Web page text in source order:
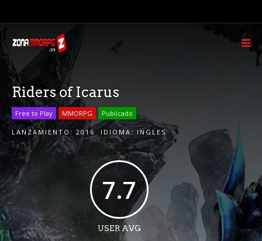
Riders of Icarus
Free to Play MMORPG Publicado
LANZAMIENTO: 2016 IDIOMA: INGLES
7.7
USER AVG